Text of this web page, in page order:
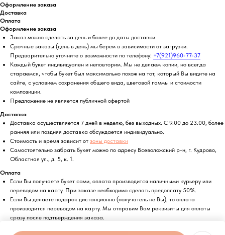
Оформление заказа
Доставка
Оплата
Оформление заказа
Заказ можно сделать за день и более до даты доставки
Срочные заказы (день в день) мы берем в зависимости от загрузки.
Предварительно уточните о возможности по телефону: +7(921)960-77-37
Каждый букет индивидуален и неповторим. Мы не делаем копии, но всегда
стараемся, чтобы букет был максимально похож на тот, который Вы видите на
сайте, с условием сохранения общего вида, цветовой гаммы и стоимости
композиции.
Предложение не является публичной офертой
Доставка
Доставка осуществляется 7 дней в неделю, без выходных. С 9.00 до 23.00, более
ранняя или поздняя доставка обсуждается индивидуально.
Стоимость и время зависит от зоны доставки
Самостоятельно забрать букет можно по адресу Всеволожский р-н, г. Кудрово,
Областная ул., д. 5, к. 1.
Оплата
Если Вы получаете букет сами, оплата производится наличными курьеру или
переводом на карту. При заказе необходимо сделать предоплату 50%.
Если Вы делаете подарок дистанционно (получатель не Вы), то оплата
производится переводом на карту. Мы отправим Вам реквизиты для оплаты
сразу после подтверждения заказа.